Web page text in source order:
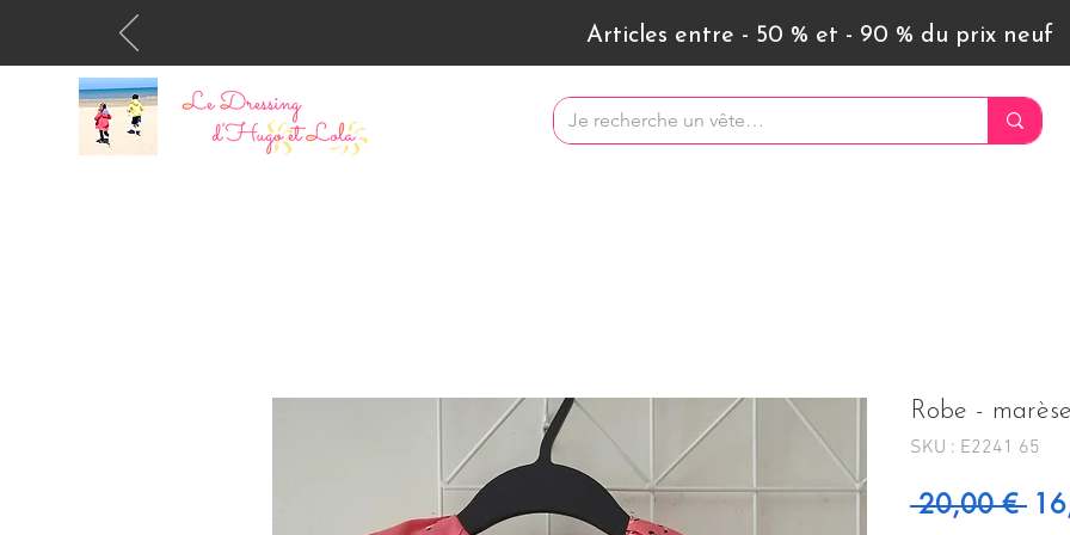
Articles entre - 50 % et - 90 % du prix neuf
Robe -
SKU : E2241 65
20,00 €